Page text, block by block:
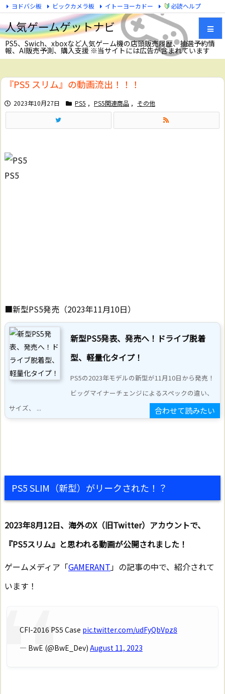
人気ゲームゲットナビ
PS5、Swich、xboxなど人気ゲーム機の店頭販売履歴、抽選予約情
報、AI販売予測、購入支援 ※当サイトには広告が含まれています
メニュ
前へ
ヨドバシ板 ビックカメラ板 イトーヨーカドー 必読ヘルプ
『PS5 スリム』の動画流出！！！
2023年10月27日 PS5 , PS5関連商品 , その他
PS5
■新型PS5発売（2023年11月10日）
新型PS5発表、発売へ！ドライブ脱着
型、軽量化タイプ！
PS5の2023年モデルの新型が11月10日から発売！
ビッグマイナーチェンジによるスペックの違い、
サイズ、 ...
PS5 SLIM（新型）がリークされた！？
2023年8月12日、海外のX（旧Twitter）アカウントで、
『PS5スリム』と思われる動画が公開されました！
ゲームメディア「GAMERANT 」の記事の中で、紹介されて
います！
CFI-2016 PS5 Case pic.twitter.com/udFyQbVpz8
— BwE (@BwE_Dev) August 11, 2023